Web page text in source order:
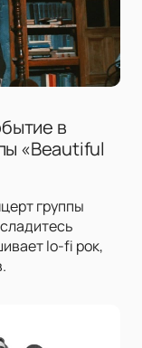
в
«Beautiful
группы
lo-fi рок,